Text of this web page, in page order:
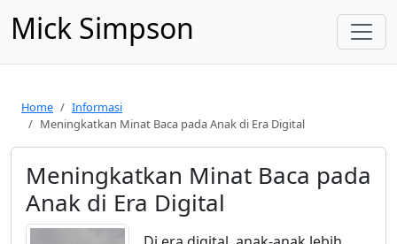
Mick Simpson
Home
Informasi
Meningkatkan Minat Baca pada Anak di Era Digital
Meningkatkan Minat Baca pada
Anak di Era Digital